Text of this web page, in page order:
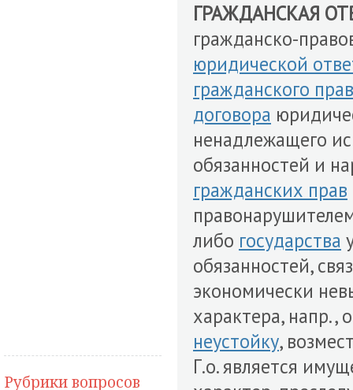
Рубрики вопросов
ГРАЖДАНСКАЯ
гражданско-
юридической
гражданского
договора
ненадлежащего
обязанностей и
гражданских прав
либо государства
обязанностей,
экономически
характера, напр.,
неустойку,
Г.о. является